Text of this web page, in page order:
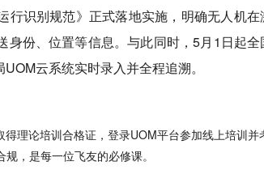
识别规范》正式落地实施，明确无人机
份、位置等信息。与此同时，5月1日起
云系统实时录入并全程追溯。
理论培训合格证，登录UOM平台参加线上培训
，是每一位飞友的必修课。